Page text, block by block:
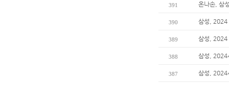
391 온나손, 삼
390 삼성, 2024
389 삼성, 2024
388 삼성, 2024
387 삼성, 2024